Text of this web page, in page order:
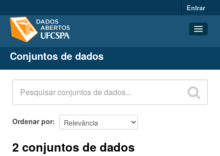
Entrar
Conjuntos de dados
Organizações
Grupos
Sobre
Conjuntos de dados
Ordenar por
2 conjuntos de dados